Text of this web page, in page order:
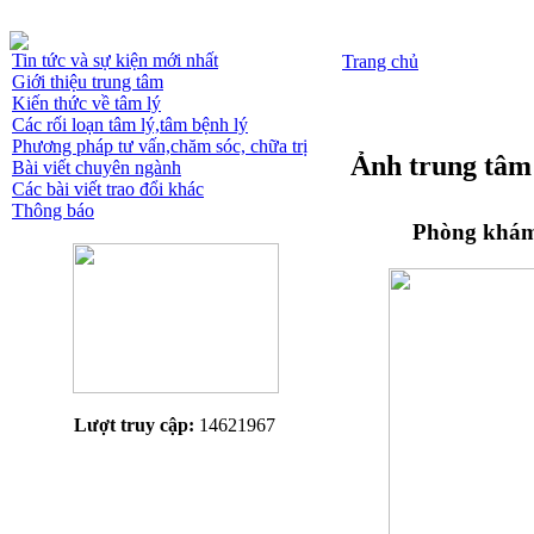
Tin tức và sự kiện mới nhất
Giới thiệu trung tâm
Kiến thức về tâm lý
Các rối loạn tâm lý,tâm bệnh lý
Phương pháp tư vấn,chăm sóc, chữa trị
Bài viết chuyên ngành
Các bài viết trao đổi khác
Thông báo
Lượt truy cập: 14621967
Trang chủ
Ảnh trung tâm
Phòng